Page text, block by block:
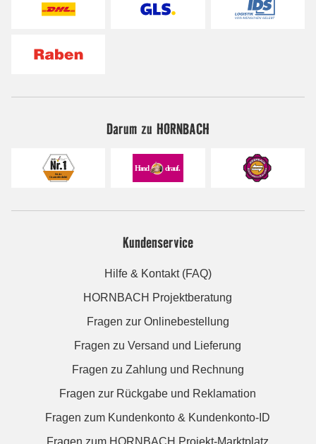
Darum zu HORNBACH
Kundenservice
Hilfe & Kontakt (FAQ)
HORNBACH Projektberatung
Fragen zur Onlinebestellung
Fragen zu Versand und Lieferung
Fragen zu Zahlung und Rechnung
Fragen zur Rückgabe und Reklamation
Fragen zum Kundenkonto & Kundenkonto-ID
Fragen zum HORNBACH Projekt-Marktplatz